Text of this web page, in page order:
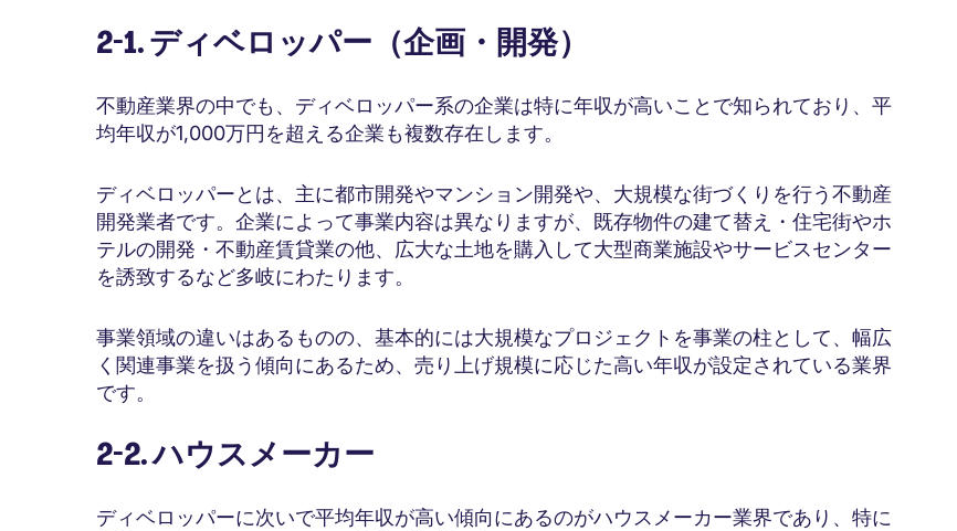
2-1. ディベロッパー（企画・開発）
不動産業界の中でも、ディベロッパー系の企業は特に年収が高いことで知られており、平
均年収が1,000万円を超える企業も複数存在します。
ディベロッパーとは、主に都市開発やマンション開発や、大規模な街づくりを行う不動産
開発業者です。企業によって事業内容は異なりますが、既存物件の建て替え・住宅街やホ
テルの開発・不動産賃貸業の他、広大な土地を購入して大型商業施設やサービスセンター
を誘致するなど多岐にわたります。
事業領域の違いはあるものの、基本的には大規模なプロジェクトを事業の柱として、幅広
く関連事業を扱う傾向にあるため、売り上げ規模に応じた高い年収が設定されている業界
です。
2-2. ハウスメーカー
ディベロッパーに次いで平均年収が高い傾向にあるのがハウスメーカー業界であり、特に